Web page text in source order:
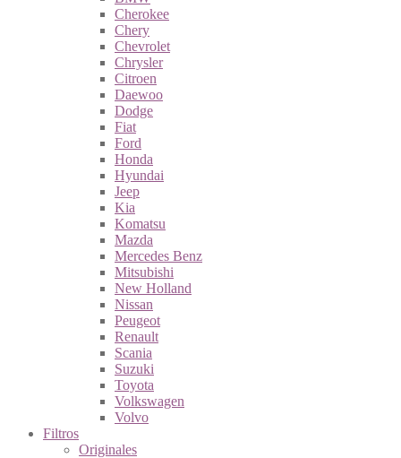
Cherokee
Chery
Chevrolet
Chrysler
Citroen
Daewoo
Dodge
Fiat
Ford
Honda
Hyundai
Jeep
Kia
Komatsu
Mazda
Mercedes Benz
Mitsubishi
New Holland
Nissan
Peugeot
Renault
Scania
Suzuki
Toyota
Volkswagen
Volvo
Filtros
Originales